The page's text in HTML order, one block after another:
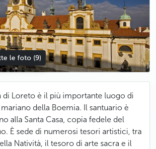
le foto (9)
di Loreto è il più importante luogo di
della Boemia. Il santuario è
alla Santa Casa, copia fedele del
È sede di numerosi tesori artistici, tra
Natività, il tesoro di arte sacra e il